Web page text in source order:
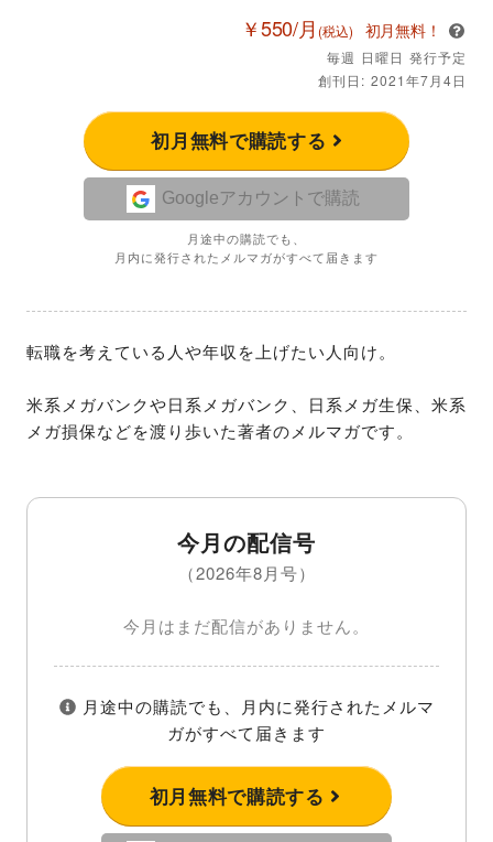
￥550/月 (税込) 初月無料！
毎週 日曜日 発行予定
創刊日: 2021年7月4日
初月無料で購読する
Googleアカウントで購読
月途中の購読でも、
月内に発行されたメルマガがすべて届きます
転職を考えている人や年収を上げたい人向け。
米系メガバンクや日系メガバンク、日系メガ生保、米系
メガ損保などを渡り歩いた著者のメルマガです。
今月の配信号
（2026年8月号）
今月はまだ配信がありません。
月途中の購読でも、月内に発行されたメルマ
ガがすべて届きます
初月無料で購読する